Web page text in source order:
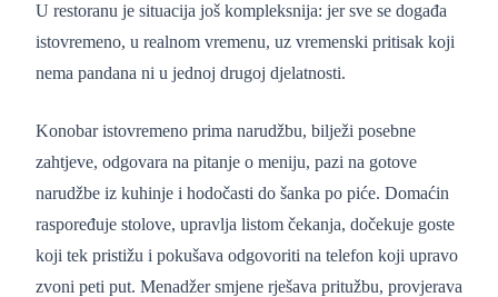
U restoranu je situacija još kompleksnija: jer sve se događa
istovremeno, u realnom vremenu, uz vremenski pritisak koji
nema pandana ni u jednoj drugoj djelatnosti.
Konobar istovremeno prima narudžbu, bilježi posebne
zahtjeve, odgovara na pitanje o meniju, pazi na gotove
narudžbe iz kuhinje i hodočasti do šanka po piće. Domaćin
raspoređuje stolove, upravlja listom čekanja, dočekuje goste
koji tek pristižu i pokušava odgovoriti na telefon koji upravo
zvoni peti put. Menadžer smjene rješava pritužbu, provjerava